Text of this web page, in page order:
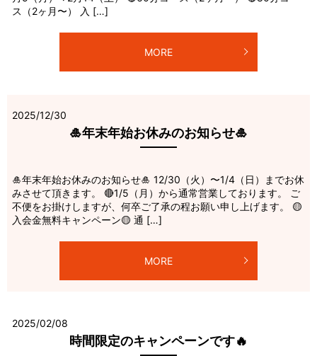
ス（2ヶ月〜） 入 […]
MORE
2025/12/30
🎍年末年始お休みのお知らせ🎍
🎍年末年始お休みのお知らせ🎍 12/30（火）〜1/4（日）までお休
みさせて頂きます。 🔴1/5（月）から通常営業しております。 ご
不便をお掛けしますが、何卒ご了承の程お願い申し上げます。 🟡
入会金無料キャンペーン🟡 通 […]
MORE
2025/02/08
時間限定のキャンペーンです🔥